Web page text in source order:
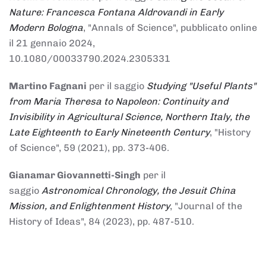
Nature: Francesca Fontana Aldrovandi in Early
Modern Bologna, "Annals of Science", pubblicato online
il 21 gennaio 2024,
10.1080/00033790.2024.2305331
Martino Fagnani per il saggio Studying "Useful Plants"
from Maria Theresa to Napoleon: Continuity and
Invisibility in Agricultural Science, Northern Italy, the
Late Eighteenth to Early Nineteenth Century, "History
of Science", 59 (2021), pp. 373-406.
Gianamar Giovannetti-Singh per il
saggio Astronomical Chronology, the Jesuit China
Mission, and Enlightenment History, "Journal of the
History of Ideas", 84 (2023), pp. 487-510.